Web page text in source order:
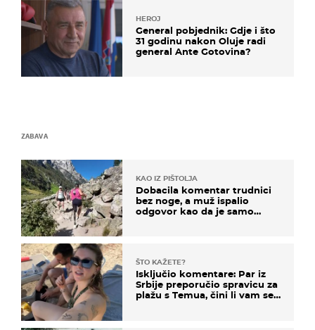
HEROJ
General pobjednik: Gdje i što
31 godinu nakon Oluje radi
general Ante Gotovina?
ZABAVA
KAO IZ PIŠTOLJA
Dobacila komentar trudnici
bez noge, a muž ispalio
odgovor kao da je samo
ŠTO KAŽETE?
Isključio komentare: Par iz
Srbije preporučio spravicu za
plažu s Temua, čini li vam se